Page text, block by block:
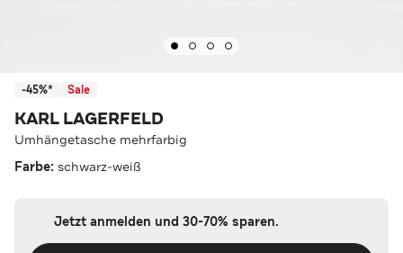
-45%* Sale
KARL LAGERFELD
Umhängetasche mehrfarbig
Farbe: schwarz-weiß
Jetzt anmelden und 30-70% sparen.